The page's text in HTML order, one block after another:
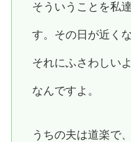
そういうことを私
す。その日が近く
それにふさわしい
なんですよ。
うちの夫は道楽で